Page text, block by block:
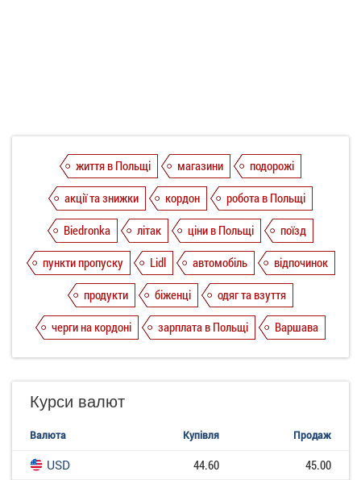
життя в Польщі магазини
подорожі
акції та знижки
кордон
робота в Польщі
Biedronka
літак ціни в Польщі
поїзд
пункти пропуску
Lidl автомобіль
відпочинок
продукти
біженці
одяг та взуття
черги на кордоні
зарплата в Польщі Варшава
Курси валют
Валюта Купівля Продаж
USD 44.60
45.00